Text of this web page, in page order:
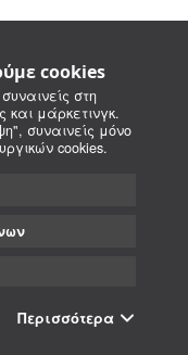
cookies
στη
και μάρκετινγκ.
συναινείς μόνο
cookies.
Περισσότερα